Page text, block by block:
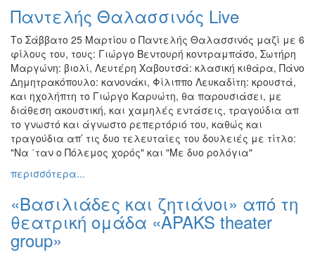
Εκδηλώσεις
για
Παιδιά
Άλλες
Εκδηλώσεις
ΤΟΠΟΣ
ΔΗΜΟΣ
ΠΟΛΙΤΙΣΜΟΣ
Παντελής Θαλασσινός Live
Το Σάββατο 25 Μαρτίου ο Παντελής Θαλασσινός μαζί με 6
φίλους του, τους: Γιώργο Βεντουρή κοντραμπάσο, Σωτήρη
Μαργώνη: βιολί, Λευτέρη Χαβουτσά: κλασική κιθάρα, Πάνο
Δημητρακόπουλο: κανονάκι, Φίλιππο Λευκαδίτη: κρουστά,
και ηχολήπτη το Γιώργο Καρυώτη, θα παρουσιάσει, με
διάθεση ακουστική, και χαμηλές εντάσεις, τραγούδια απ
το γνωστό και άγνωστο ρεπερτόριό του, καθώς και
τραγούδια απ’ τις δυο τελευταίες του δουλειές με τίτλο:
"Να ΄ταν ο Πόλεμος χορός" και "Με δυο ρολόγια"
περισσότερα...
«Βασιλιάδες και ζητιάνοι» από τη
θεατρική ομάδα «APAKS theater
group»